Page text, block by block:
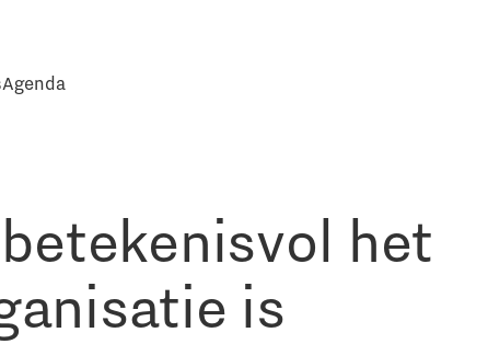
Agenda
het
is